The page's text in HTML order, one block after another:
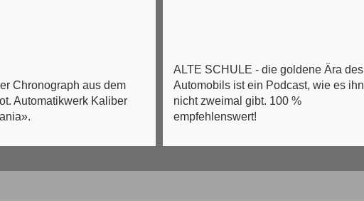
Chronograph aus dem
Automatikwerk Kaliber
ALTE SCHULE - die goldene Ära des
Automobils ist ein Podcast, wie es ihn
nicht zweimal gibt. 100 %
empfehlenswert!